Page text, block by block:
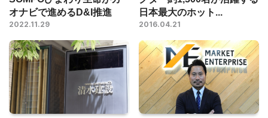
オナビで進めるD&I推進
2022.11.29
日本最大のホット...
2016.04.21